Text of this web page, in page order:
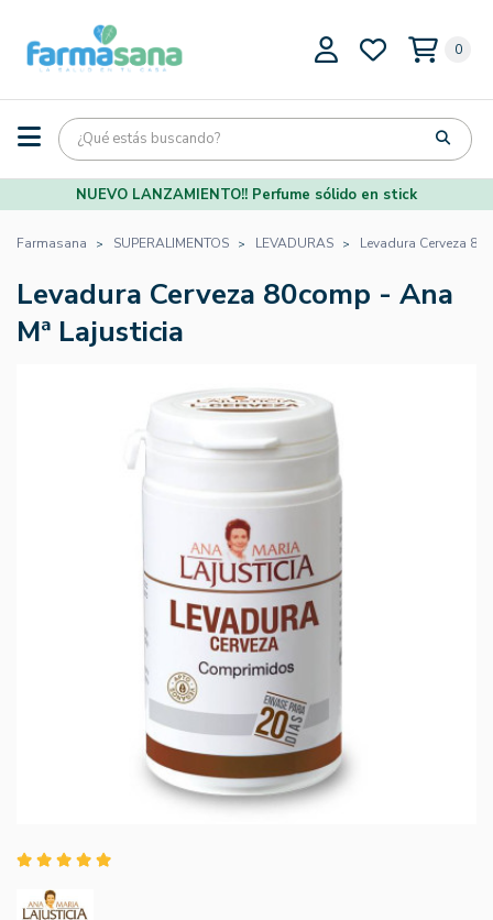
0
NUEVO LANZAMIENTO!! Perfume sólido en stick
Farmasana SUPERALIMENTOS LEVADURAS Levadura Cerveza
Levadura Cerveza 80comp - Ana
Mª Lajusticia